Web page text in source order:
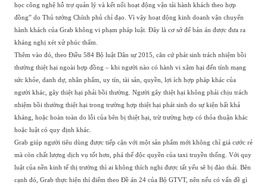
học công nghệ hỗ trợ quản lý và kết nối hoạt động vận tải hành khách theo hợp
đồng” do Thủ tướng Chính phủ chỉ đạo. Vì vậy hoạt động kinh doanh vận chuyển
hành khách của Grab không vi phạm pháp luật. Đây là cơ sở để bản án được đưa ra
kháng nghị xét xử phúc thẩm.
Thêm vào đó, theo Điều 584 Bộ luật Dân sự 2015, căn cứ phát sinh trách nhiệm bồi
thường thiệt hại ngoài hợp đồng – khi người nào có hành vi xâm hại đến tính mạng
sức khỏe, danh dự, nhân phẩm, uy tín, tài sản, quyền, lợi ích hợp pháp khác của
người khác, gây thiệt hại phải bồi thường. Người gây thiệt hại không phải chịu trách
nhiệm bồi thường thiệt hại trong trường hợp thiệt hại phát sinh do sự kiện bất khả
kháng, hoặc hoàn toàn do lỗi của bên bị thiệt hại, trừ trường hợp có thỏa thuận khác
hoặc luật có quy định khác.
Grab giúp người tiêu dùng được tiếp cận với một sản phẩm mới không chỉ giá cước rẻ
mà còn chất lượng dịch vụ tốt hơn, phá thế độc quyền của taxi truyền thống. Với quy
luật của nền kinh tế thị trường thì ai không thích nghi được tất yếu sẽ bị đào thải. Bên
cạnh đó, Grab thực hiện thí điểm theo Đề án 24 của Bộ GTVT, nên nếu có vấn đề gì